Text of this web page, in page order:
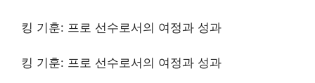
킹 기훈: 프로 선수로서의 여정과 성과
킹 기훈: 프로 선수로서의 여정과 성과